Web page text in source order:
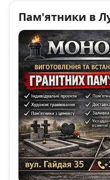
Пам'ятники в